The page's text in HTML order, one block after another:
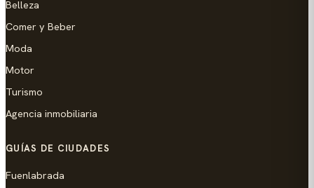
Belleza
Comer y Beber
Moda
Motor
Turismo
Agencia inmobiliaria
GUÍAS DE CIUDADES
Fuenlabrada